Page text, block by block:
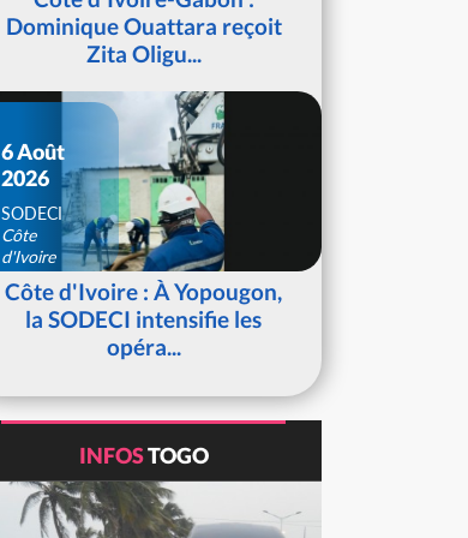
Dominique Ouattara reçoit
Zita Oligu...
6 Août
2026
SODECI
Côte
d'Ivoire
Côte d'Ivoire : À Yopougon,
la SODECI intensifie les
opéra...
INFOSTOGO